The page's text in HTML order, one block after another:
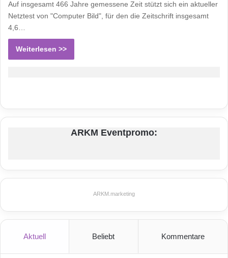
Auf insgesamt 466 Jahre gemessene Zeit stützt sich ein aktueller
Netztest von "Computer Bild", für den die Zeitschrift insgesamt
4,6…
Weiterlesen >>
ARKM Eventpromo:
ARKM.marketing
Aktuell Beliebt Kommentare